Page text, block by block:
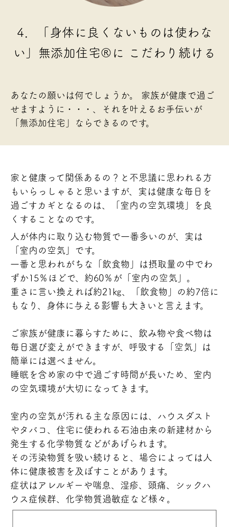
4．「身体に良くないものは使わな
い」無添加住宅®に
こだわり続ける
あなたの願いは何でしょうか。
家族が健康で過ご
せますように・・・、それを叶えるお手伝いが
「無添加住宅」ならできるのです。
家と健康って関係あるの？と不思議に思われる方
もいらっしゃると思いますが、実は健康な毎日を
過ごすカギとなるのは、「室内の空気環境」を良
くすることなのです。
人が体内に取り込む物質で一番多いのが、実は
「室内の空気」です。
一番と思われがちな「飲食物」は摂取量の中でわ
ずか15％ほどで、約60％が「室内の空気」。
重さに言い換えれば約21㎏、「飲食物」の約7倍に
もなり、身体に与える影響も大きいと言えます。
ご家族が健康に暮らすために、飲み物や食べ物は
毎日選び変えができますが、呼吸する「空気」は
簡単には選べません。
睡眠を含め家の中で過ごす時間が長いため、室内
の空気環境が大切になってきます。
室内の空気が汚れる主な原因には、ハウスダスト
やタバコ、住宅に使われる石油由来の新建材から
発生する化学物質などがあげられます。
その汚染物質を吸い続けると、場合によっては人
体に健康被害を及ぼすことがあります。
症状はアレルギーや喘息、湿疹、頭痛、シックハ
ウス症候群、化学物質過敏症など様々。